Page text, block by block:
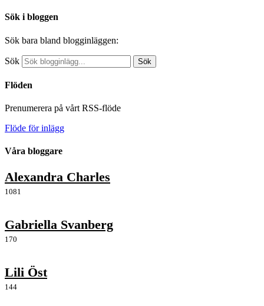
Sök i bloggen
Sök bara bland blogginläggen:
Sök Sök
Flöden
Prenumerera på vårt RSS-flöde
Flöde för inlägg
Våra bloggare
Alexandra Charles
1081
Gabriella Svanberg
170
Lili Öst
144